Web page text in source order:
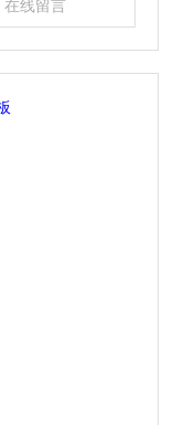
在线留言